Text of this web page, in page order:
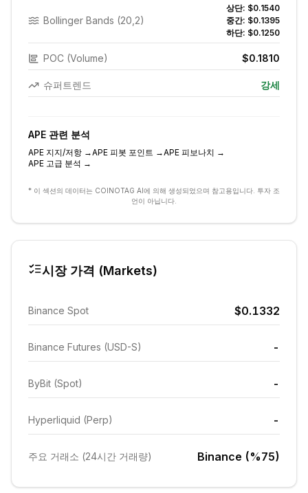
Bollinger Bands (20,2)
상단: $0.1540
중간: $0.1395
하단: $0.1250
POC (Volume) $0.1810
슈퍼트렌드 강세
APE 관련 분석
APE 지지/저항 →APE 피봇 포인트 →APE 피보나치 →
APE 고급 분석 →
* 이 섹션의 데이터는 COINOTAG AI에 의해 생성되었으며 참고용입니다. 투자 조
언이 아닙니다.
시장 가격 (Markets)
Binance Spot $0.1332
Binance Futures (USD-S) -
ByBit (Spot) -
Hyperliquid (Perp) -
주요 거래소 (24시간 거래량) Binance (%75)